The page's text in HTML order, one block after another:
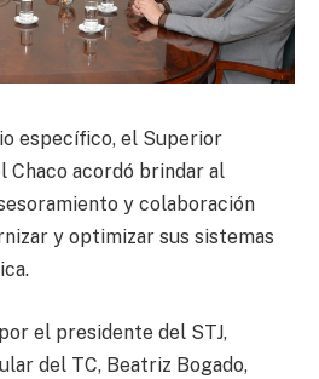
específico, el Superior
Chaco acordó brindar al
y colaboración
y optimizar sus sistemas
el presidente del STJ,
del TC, Beatriz Bogado,